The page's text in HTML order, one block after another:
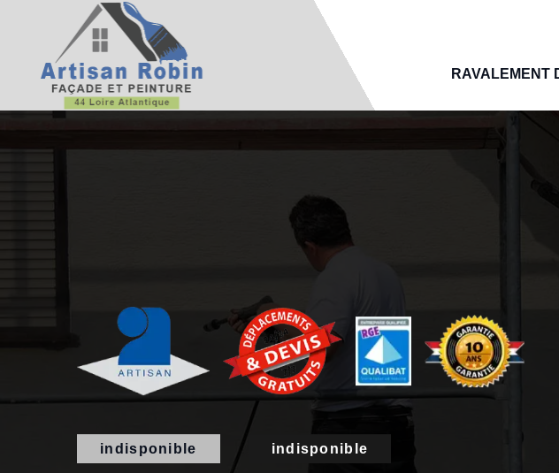
RAVALEMENT
indisponible indisponible